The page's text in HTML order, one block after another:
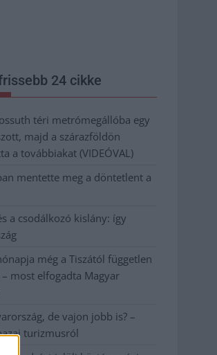
24 cikke
téri metrómegállóba egy
majd a szárazföldön
a továbbiakat (VIDEÓVAL)
mentette meg a döntetlent a
a csodálkozó kislány: így
még a Tiszától független
most elfogadta Magyar
de vajon jobb is? –
turizmusról